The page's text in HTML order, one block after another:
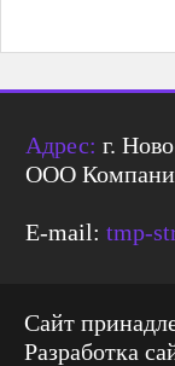
Адрес: г.
ООО
E-mail: tmp-
Сайт
Разработка